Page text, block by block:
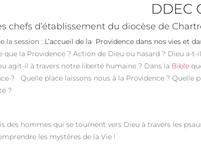
DDEC
chefs d’établissement du diocèse de
la session : L’accueil de la Providence dans nos vies et
que la Providence ? Action de Dieu ou hasard ? Dieu a-
agit-il à travers notre liberté humaine ? Dans la Bible
? Quelle place laissons nous à la Providence ? Quelle
?
des hommes qui se tournent vers Dieu à travers les
les mystères de la Vie !